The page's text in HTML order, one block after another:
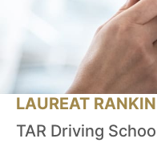
LAUREAT
TAR Driving